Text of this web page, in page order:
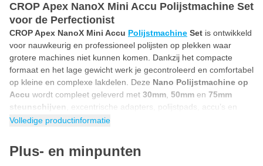
CROP Apex NanoX Mini Accu Polijstmachine Set
voor de Perfectionist
CROP Apex NanoX Mini Accu Polijstmachine Set is ontwikkeld
voor nauwkeurig en professioneel polijsten op plekken waar
grotere machines niet kunnen komen. Dankzij het compacte
formaat en het lage gewicht werk je gecontroleerd en comfortabel
op kleine en complexe lakdelen. Deze Nano Polijstmachine op
Accu wordt compleet geleverd met 30mm, 50mm en 75mm
steunschijven
, excentrische adapters, polijstpads, accu’s en
lader zodat je direct aan de slag kunt. Door de combinatie van
maximale flexibiliteit bij correctie en afwerking. Dit maakt de mini
polijstmachine ideaal voor car detailers, professionals en
Volledige productinformatie
Plus- en minpunten